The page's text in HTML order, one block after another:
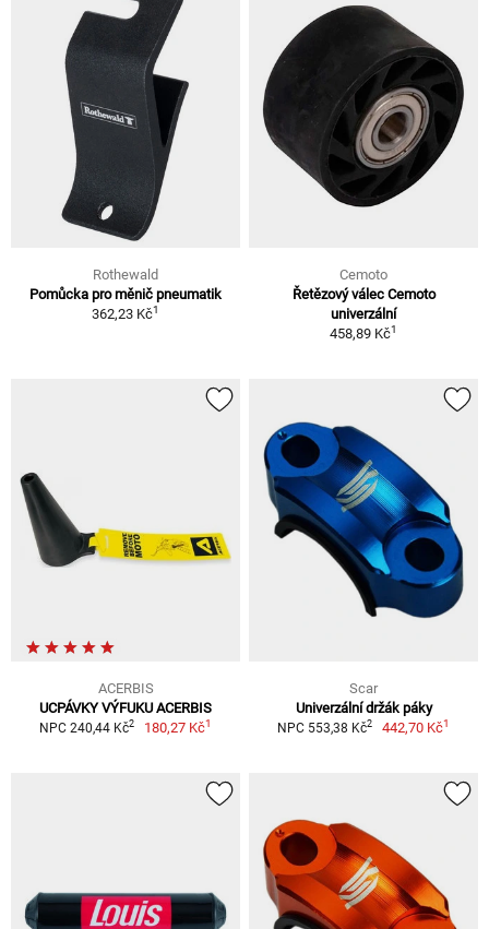
Rothewald
Pomůcka pro měnič pneumatik
362,23 Kč1
Cemoto
Řetězový válec Cemoto
univerzální
458,89 Kč1
ACERBIS
UCPÁVKY VÝFUKU ACERBIS
NPC 240,44 Kč2 180,27 Kč1
Scar
Univerzální držák páky
NPC 553,38 Kč2 442,70 Kč1